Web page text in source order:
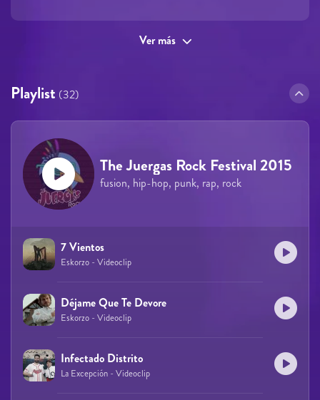
Ver más
Playlist (32)
The Juergas Rock Festival 2015
fusion, hip-hop, punk, rap, rock
7 Vientos
Eskorzo - Videoclip
Déjame Que Te Devore
Eskorzo - Videoclip
Infectado Distrito
La Excepción - Videoclip